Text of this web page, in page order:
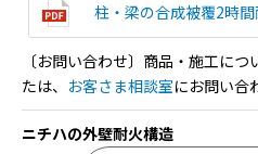
柱・梁の合成被覆2時
〔お問い合わせ〕商品・施工につ
たは、 お客さま相談室にお問い合
ニチハの外壁耐火構造